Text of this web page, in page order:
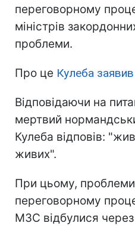
переговорному
міністрів
проблеми.
Про це Кулеба
Відповідаючи на
мертвий
Кулеба відповів:
живих".
При цьому,
переговорному
МЗС відбулися через